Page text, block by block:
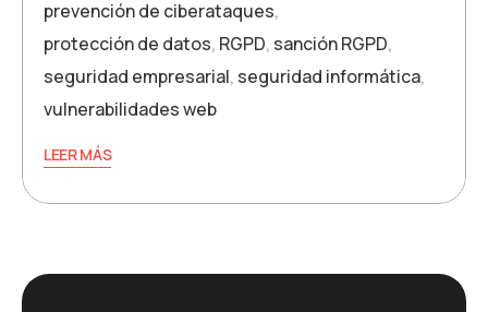
prevención de ciberataques,
protección de datos, RGPD, sanción RGPD,
seguridad empresarial, seguridad informática,
vulnerabilidades web
LEER MÁS